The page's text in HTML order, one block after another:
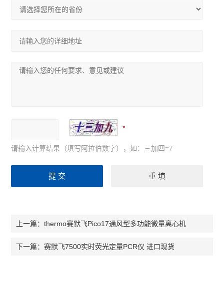
光谱色谱仪
请输入计算结果（填写阿拉伯数字），如：三加四=7
上一篇：thermo赛默飞Pico17通风型多功能微量离心机
下一篇：赛默飞7500实时荧光定量PCR仪 进口现货